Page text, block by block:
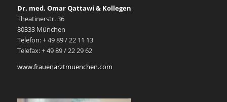
Dr. med. Omar Qattawi & Kollegen
Theatinerstr. 36
80333 München
Telefon: + 49 89 / 22 11 13
Telefax: + 49 89 / 22 29 62
www.frauenarztmuenchen.com